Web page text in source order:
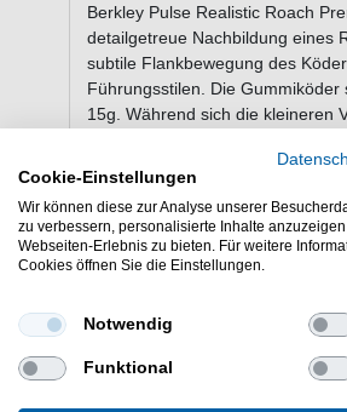
Berkley Pulse Realistic Roach
detailgetreue Nachbildung eines
subtile Flankbewegung des
Führungsstilen. Die
15g. Während sich die kleineren
Modelle besonders effektiv auf
Eigenschaften des
Rrealistische Form und
Natürliche Farben
Unterschiedliche Größen
Lieferumfang: 4
Cookie-Einstellungen
Wir können diese zur Analyse unserer
zu verbessern, personalisierte Inhalte
Webseiten-Erlebnis zu bieten. Für weitere
Cookies öffnen Sie die Einstellungen.
Notwendig
Funktional